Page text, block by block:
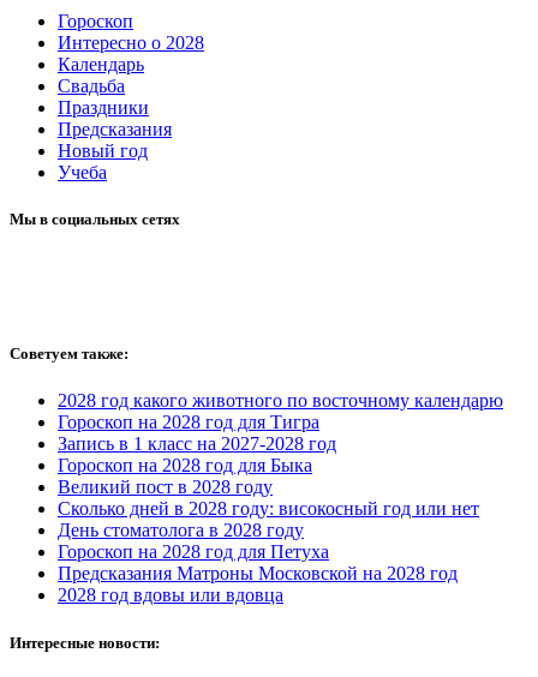
Гороскоп
Интересно о 2028
Календарь
Свадьба
Праздники
Предсказания
Новый год
Учеба
Мы в социальных сетях
Советуем также:
2028 год какого животного по восточному календарю
Гороскоп на 2028 год для Тигра
Запись в 1 класс на 2027-2028 год
Гороскоп на 2028 год для Быка
Великий пост в 2028 году
Сколько дней в 2028 году: високосный год или нет
День стоматолога в 2028 году
Гороскоп на 2028 год для Петуха
Предсказания Матроны Московской на 2028 год
2028 год вдовы или вдовца
Интересные новости: